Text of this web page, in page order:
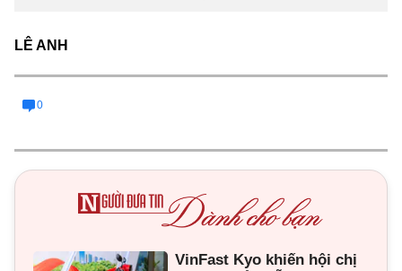
LÊ ANH
0
VinFast Kyo khiến hội chị